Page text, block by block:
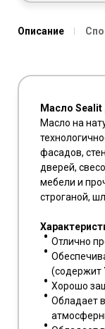
Описание
Масло
Масло на
фасадов,
дверей,
мебели и
строганой,
Отлично
(содержит
Хорошо
Обладает